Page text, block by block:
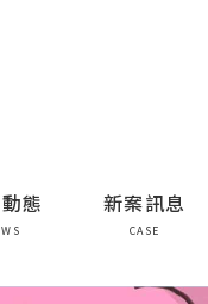
態 新案訊息
CASE